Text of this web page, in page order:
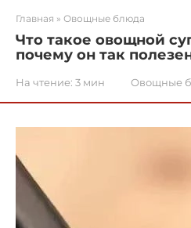
Главная » Овощные блюда
Что такое овощной
почему он так
На чтение: 3 мин Овощные